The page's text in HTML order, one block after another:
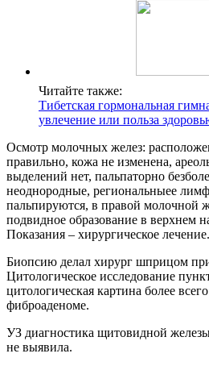
Читайте также:
Тибетская гормональная
увлечение или польза
Осмотр молочных желез:
правильно, кожа не изменена,
выделений нет, пальпаторно
неоднородные, региональныее
пальпируются, в правой молочной
подвидное образование в верхнем
Показания – хирургическое лечение.
Биопсию делал хирург шприцом
Цитологическое исследование
цитологическая картина более
фиброаденоме.
УЗ диагностика щитовидной
не выявила.